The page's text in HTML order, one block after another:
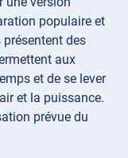
populaire et
des
aux
et de se lever
et la puissance.
prévue du